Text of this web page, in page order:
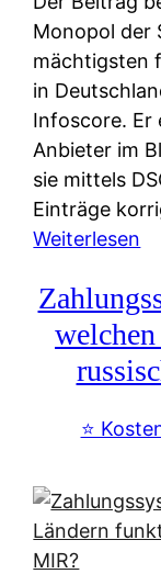
Monopol der
mächtigsten
in
Infoscore. Er
Anbieter im
sie mittels
Einträge
Weiterlesen
c
h
u
f
-
l
t
⭐️